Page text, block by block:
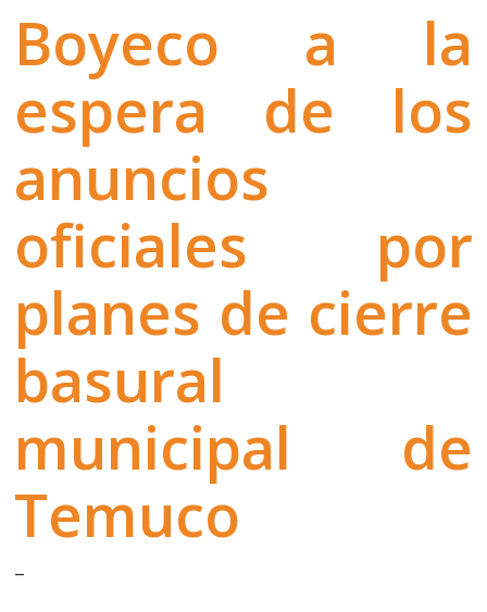
Boyeco a la
espera de los
anuncios
oficiales por
planes de cierre
basural
municipal de
Temuco
–